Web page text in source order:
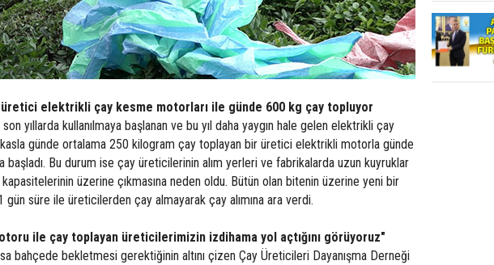
elektrikli çay kesme motorları ile günde 600 kg çay topluyor
yıllarda kullanılmaya başlanan ve bu yıl daha yaygın hale gelen elektrikli çay
günde ortalama 250 kilogram çay toplayan bir üretici elektrikli motorla günde
Bu durum ise çay üreticilerinin alım yerleri ve fabrikalarda uzun kuyruklar
üzerine çıkmasına neden oldu. Bütün olan bitenin üzerine yeni bir
süre ile üreticilerden çay almayarak çay alımına ara verdi.
ile çay toplayan üreticilerimizin izdihama yol açtığını görüyoruz"
bahçede bekletmesi gerektiğinin altını çizen Çay Üreticileri Dayanışma Derneği